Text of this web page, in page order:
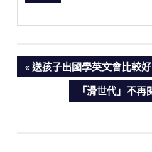
文
PREVIOUS
送孩子出國學英文會比較
NEXT
「滑世代」不